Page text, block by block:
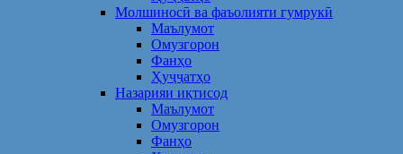
Молшиносӣ ва фаъолияти гумрукӣ
Маълумот
Омузгорон
Фанҳо
Ҳуҷҷатҳо
Назарияи иқтисод
Маълумот
Омузгорон
Фанҳо